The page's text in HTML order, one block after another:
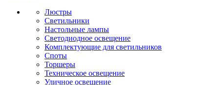
Люстры
Светильники
Настольные лампы
Светодиодное освещение
Комплектующие для светильников
Споты
Торшеры
Техническое освещение
Уличное освещение